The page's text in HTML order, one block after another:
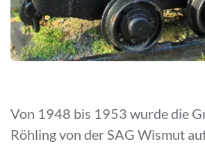
Von 1948 bis 1953 wurde die
Röhling von der SAG Wismut